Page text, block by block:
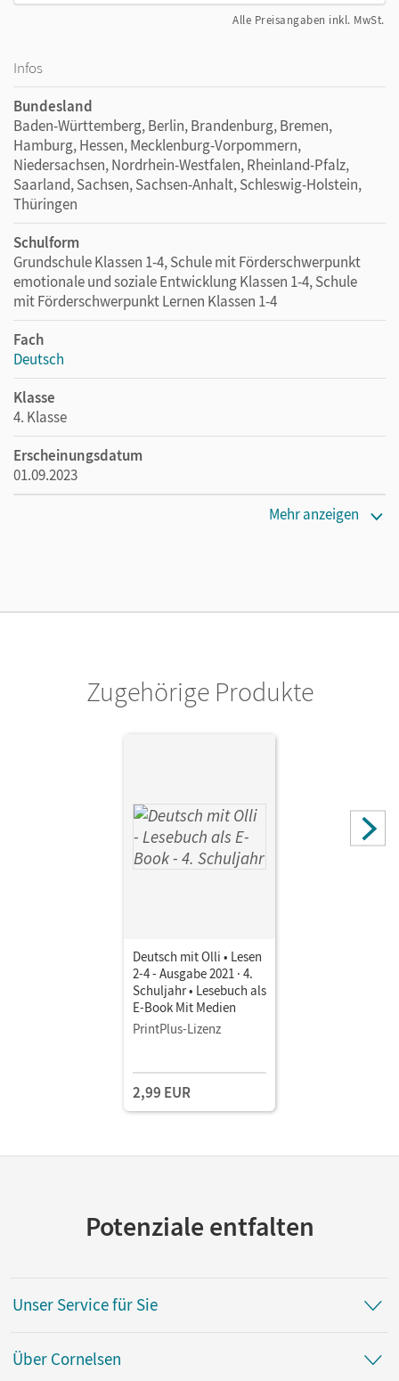
Alle Preisangaben inkl. MwSt.
Infos
Bundesland
Baden-Württemberg, Berlin, Brandenburg, Bremen,
Hamburg, Hessen, Mecklenburg-Vorpommern,
Niedersachsen, Nordrhein-Westfalen, Rheinland-Pfalz,
Saarland, Sachsen, Sachsen-Anhalt, Schleswig-Holstein,
Thüringen
Schulform
Grundschule Klassen 1-4, Schule mit Förderschwerpunkt
emotionale und soziale Entwicklung Klassen 1-4, Schule
mit Förderschwerpunkt Lernen Klassen 1-4
Fach
Deutsch
Klasse
4. Klasse
Erscheinungsdatum
01.09.2023
Mehr anzeigen
Zugehörige Produkte
Deutsch mit Olli • Lesen
2-4 - Ausgabe 2021 · 4.
Schuljahr • Lesebuch als
E-Book Mit Medien
PrintPlus-Lizenz
2,99 EUR
Potenziale entfalten
Unser Service für Sie
Über Cornelsen